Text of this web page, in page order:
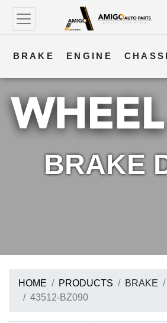
BRAKE ENGINE
COOLING STEERING
TRANSMISSION FUEL
BRAKE
HOME PRODUCTS BRAKE
43512-BZ090